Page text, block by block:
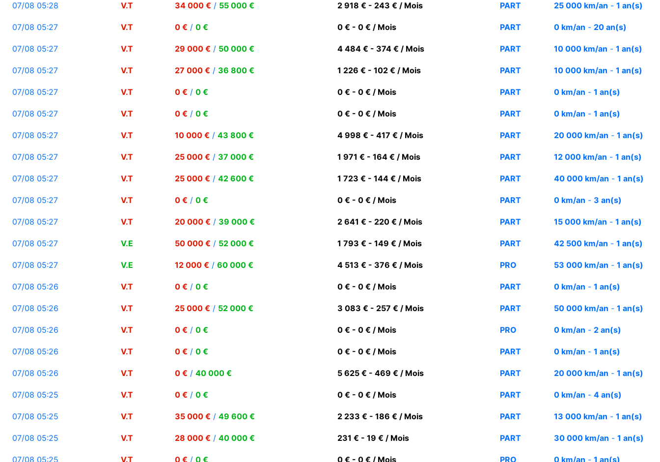
07/08 05:28 V.T 34 000 € / 55 000 € 2 918 € - 243 € / Mois PART 25 000 km/an -1 an(s)
07/08 05:27 V.T 0 € / 0 € 0 € - 0 € / Mois PART 0 km/an - 20 an(s)
07/08 05:27 V.T 29 000 € / 50 000 € 4 484 € - 374 € / Mois PART 10 000 km/an -1 an(s)
07/08 05:27 V.T 27 000 € / 36 800 € 1 226 € - 102 € / Mois PART 10 000 km/an -1 an(s)
07/08 05:27 V.T 0 € / 0 € 0 € - 0 € / Mois PART 0 km/an -1 an(s)
07/08 05:27 V.T 0 € / 0 € 0 € - 0 € / Mois PART 0 km/an -1 an(s)
07/08 05:27 V.T 10 000 € / 43 800 € 4 998 € - 417 € / Mois PART 20 000 km/an -1 an(s)
07/08 05:27 V.T 25 000 € / 37 000 € 1 971 € - 164 € / Mois PART 12 000 km/an -1 an(s)
07/08 05:27 V.T 25 000 € / 42 600 € 1 723 € - 144 € / Mois PART 40 000 km/an -1 an(s)
07/08 05:27 V.T 0 € / 0 € 0 € - 0 € / Mois PART 0 km/an - 3 an(s)
07/08 05:27 V.T 20 000 € / 39 000 € 2 641 € - 220 € / Mois PART 15 000 km/an -1 an(s)
07/08 05:27 V.E 50 000 € / 52 000 € 1 793 € - 149 € / Mois PART 42 500 km/an -1 an(s)
07/08 05:27 V.E 12 000 € / 60 000 € 4 513 € - 376 € / Mois PRO 53 000 km/an -1 an(s)
07/08 05:26 V.T 0 € / 0 € 0 € - 0 € / Mois PART 0 km/an -1 an(s)
07/08 05:26 V.T 25 000 € / 52 000 € 3 083 € - 257 € / Mois PART 50 000 km/an -1 an(s)
07/08 05:26 V.T 0 € / 0 € 0 € - 0 € / Mois PRO 0 km/an - 2 an(s)
07/08 05:26 V.T 0 € / 0 € 0 € - 0 € / Mois PART 0 km/an -1 an(s)
07/08 05:26 V.T 0 € / 40 000 € 5 625 € - 469 € / Mois PART 20 000 km/an -1 an(s)
07/08 05:25 V.T 0 € / 0 € 0 € - 0 € / Mois PART 0 km/an -4 an(s)
07/08 05:25 V.T 35 000 € / 49 600 € 2 233 € - 186 € / Mois PART 13 000 km/an -1 an(s)
07/08 05:25 V.T 28 000 € / 40 000 € 231 € - 19 € / Mois PART 30 000 km/an -1 an(s)
07/08 05:25 V.T 0 € / 0 € 0 € - 0 € / Mois PRO 0 km/an -1 an(s)